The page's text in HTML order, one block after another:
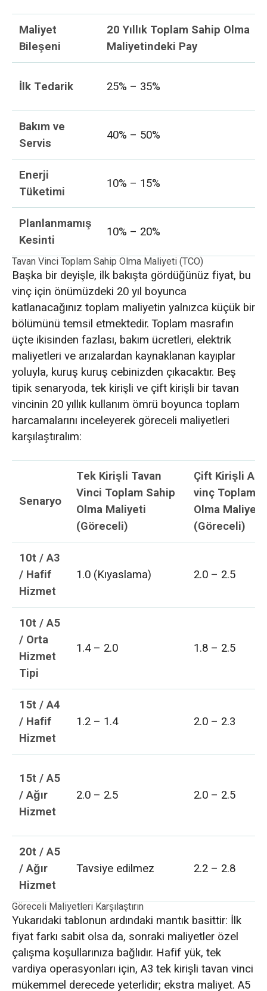
Maliyet
Bileşeni
20 Yıllık Toplam Sahip Olma
Maliyetindeki Pay
İlk Tedarik 25% – 35%
Bakım ve
Servis
40% – 50%
Enerji
Tüketimi
10% – 15%
Planlanmamış
Kesinti
10% – 20%
Tavan Vinci Toplam Sahip Olma Maliyeti (TCO)
Başka bir deyişle, ilk bakışta gördüğünüz fiyat, bu
vinç için önümüzdeki 20 yıl boyunca
katlanacağınız toplam maliyetin yalnızca küçük bir
bölümünü temsil etmektedir. Toplam masrafın
üçte ikisinden fazlası, bakım ücretleri, elektrik
maliyetleri ve arızalardan kaynaklanan kayıplar
yoluyla, kuruş kuruş cebinizden çıkacaktır. Beş
tipik senaryoda, tek kirişli ve çift kirişli bir tavan
vincinin 20 yıllık kullanım ömrü boyunca toplam
harcamalarını inceleyerek göreceli maliyetleri
karşılaştıralım:
Senaryo
Tek Kirişli Tavan
Vinci Toplam Sahip
Olma Maliyeti
(Göreceli)
Çift Kirişli
vinç Toplam
Olma Maliyeti
(Göreceli)
10t / A3
/ Hafif
Hizmet
1.0 (Kıyaslama) 2.0 – 2.5
10t / A5
/ Orta
Hizmet
Tipi
1.4 – 2.0 1.8 – 2.5
15t / A4
/ Hafif
Hizmet
1.2 – 1.4 2.0 – 2.3
15t / A5
/ Ağır
Hizmet
2.0 – 2.5 2.0 – 2.5
20t / A5
/ Ağır
Hizmet
Tavsiye edilmez 2.2 – 2.8
Göreceli Maliyetleri Karşılaştırın
Yukarıdaki tablonun ardındaki mantık basittir: İlk
fiyat farkı sabit olsa da, sonraki maliyetler özel
çalışma koşullarınıza bağlıdır. Hafif yük, tek
vardiya operasyonları için, A3 tek kirişli tavan vinci
mükemmel derecede yeterlidir; ekstra maliyet. A5